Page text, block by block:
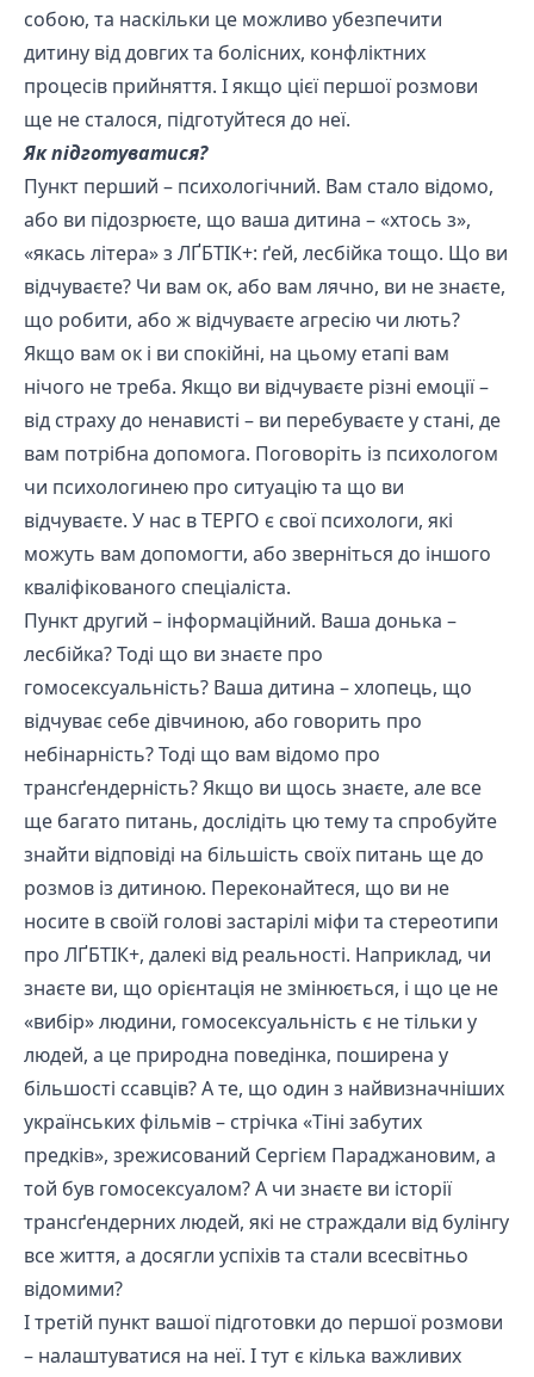
собою, та наскільки це можливо убезпечити
дитину від довгих та болісних, конфліктних
процесів прийняття. І якщо цієї першої розмови
ще не сталося, підготуйтеся до неї.
Як підготуватися?
Пункт перший – психологічний. Вам стало відомо,
або ви підозрюєте, що ваша дитина – «хтось з»,
«якась літера» з ЛҐБТІК+: ґей, лесбійка тощо. Що ви
відчуваєте? Чи вам ок, або вам лячно, ви не знаєте,
що робити, або ж відчуваєте агресію чи лють?
Якщо вам ок і ви спокійні, на цьому етапі вам
нічого не треба. Якщо ви відчуваєте різні емоції –
від страху до ненависті – ви перебуваєте у стані, де
вам потрібна допомога. Поговоріть із психологом
чи психологинею про ситуацію та що ви
відчуваєте. У нас в ТЕРГО є свої психологи, які
можуть вам допомогти, або зверніться до іншого
кваліфікованого спеціаліста.
Пункт другий – інформаційний. Ваша донька –
лесбійка? Тоді що ви знаєте про
гомосексуальність? Ваша дитина – хлопець, що
відчуває себе дівчиною, або говорить про
небінарність? Тоді що вам відомо про
трансґендерність? Якщо ви щось знаєте, але все
ще багато питань, дослідіть цю тему та спробуйте
знайти відповіді на більшість своїх питань ще до
розмов із дитиною. Переконайтеся, що ви не
носите в своїй голові застарілі міфи та стереотипи
про ЛҐБТІК+, далекі від реальності. Наприклад, чи
знаєте ви, що орієнтація не змінюється, і що це не
«вибір» людини, гомосексуальність є не тільки у
людей, а це природна поведінка, поширена у
більшості ссавців? А те, що один з найвизначніших
українських фільмів – стрічка «Тіні забутих
предків», зрежисований Сергієм Параджановим, а
той був гомосексуалом? А чи знаєте ви історії
трансґендерних людей, які не страждали від булінгу
все життя, а досягли успіхів та стали всесвітньо
відомими?
І третій пункт вашої підготовки до першої розмови
– налаштуватися на неї. І тут є кілька важливих